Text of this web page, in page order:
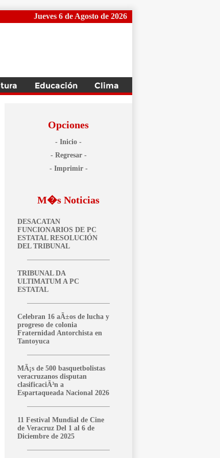
Jueves 6 de Agosto de 2026
Opciones
- Inicio -
- Regresar -
- Imprimir -
M�s Noticias
DESACATAN
FUNCIONARIOS DE PC
ESTATAL RESOLUCIÓN
DEL TRIBUNAL
TRIBUNAL DA
ULTIMATUM A PC
ESTATAL
Celebran 16 aÃ±os de lucha y
progreso de colonia
Fraternidad Antorchista en
Tantoyuca
MÃ¡s de 500 basquetbolistas
veracruzanos disputan
clasificaciÃ³n a
Espartaqueada Nacional 2026
11 Festival Mundial de Cine
de Veracruz Del 1 al 6 de
Diciembre de 2025